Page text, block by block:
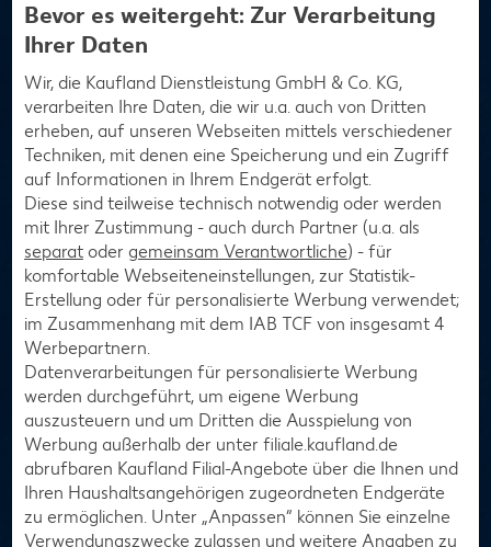
Dein exklusiver Bio-Coupon
Bis zum 12. August 2026 erhältst du 20 Prozent Rabatt auf
gekühlte Bioland und Bio-Fleischartikel¹. Aktiviere dafür den
Coupon in deiner Kaufland-App oder im Loyalty-Bereich,
kaufe ein und spare dabei richtig!
Zum Coupon
Bevor es weitergeht: Zur Verarbeitung
Ihrer Daten
Wir, die Kaufland Dienstleistung GmbH & Co. KG,
verarbeiten Ihre Daten, die wir u.a. auch von Dritten
erheben, auf unseren Webseiten mittels verschiedener
Techniken, mit denen eine Speicherung und ein Zugriff
auf Informationen in Ihrem Endgerät erfolgt.
Diese sind teilweise technisch notwendig oder werden
mit Ihrer Zustimmung - auch durch Partner (u.a. als
separat oder gemeinsam Verantwortliche) - für
komfortable Webseiteneinstellungen, zur Statistik-
Erstellung oder für personalisierte Werbung verwendet;
im Zusammenhang mit dem IAB TCF von insgesamt 4
Werbepartnern.
Datenverarbeitungen für personalisierte Werbung
werden durchgeführt, um eigene Werbung
auszusteuern und um Dritten die Ausspielung von
Werbung außerhalb der unter filiale.kaufland.de
abrufbaren Kaufland Filial-Angebote über die Ihnen und
Ihren Haushaltsangehörigen zugeordneten Endgeräte
zu ermöglichen. Unter „Anpassen“ können Sie einzelne
Verwendungszwecke zulassen und weitere Angaben zu